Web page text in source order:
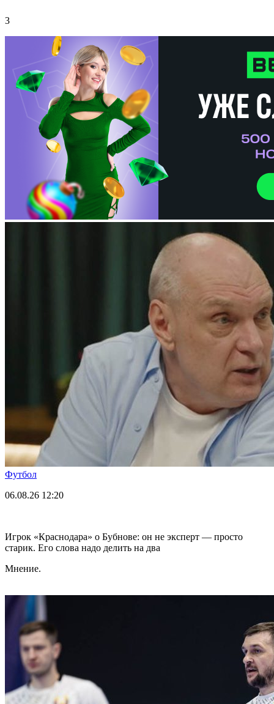
3
Футбол
06.08.26 12:20
Игрок «Краснодара» о Бубнове: он не эксперт — просто
старик. Его слова надо делить на два
Мнение.